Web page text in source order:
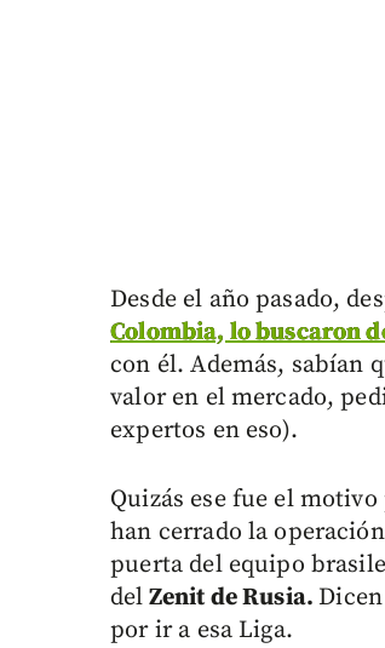
Desde el año pasado,
Colombia, lo buscaron
con él. Además, sabían
valor en el mercado,
expertos en eso).
Quizás ese fue el
han cerrado la
puerta del equipo
del Zenit de Rusia.
por ir a esa Liga.